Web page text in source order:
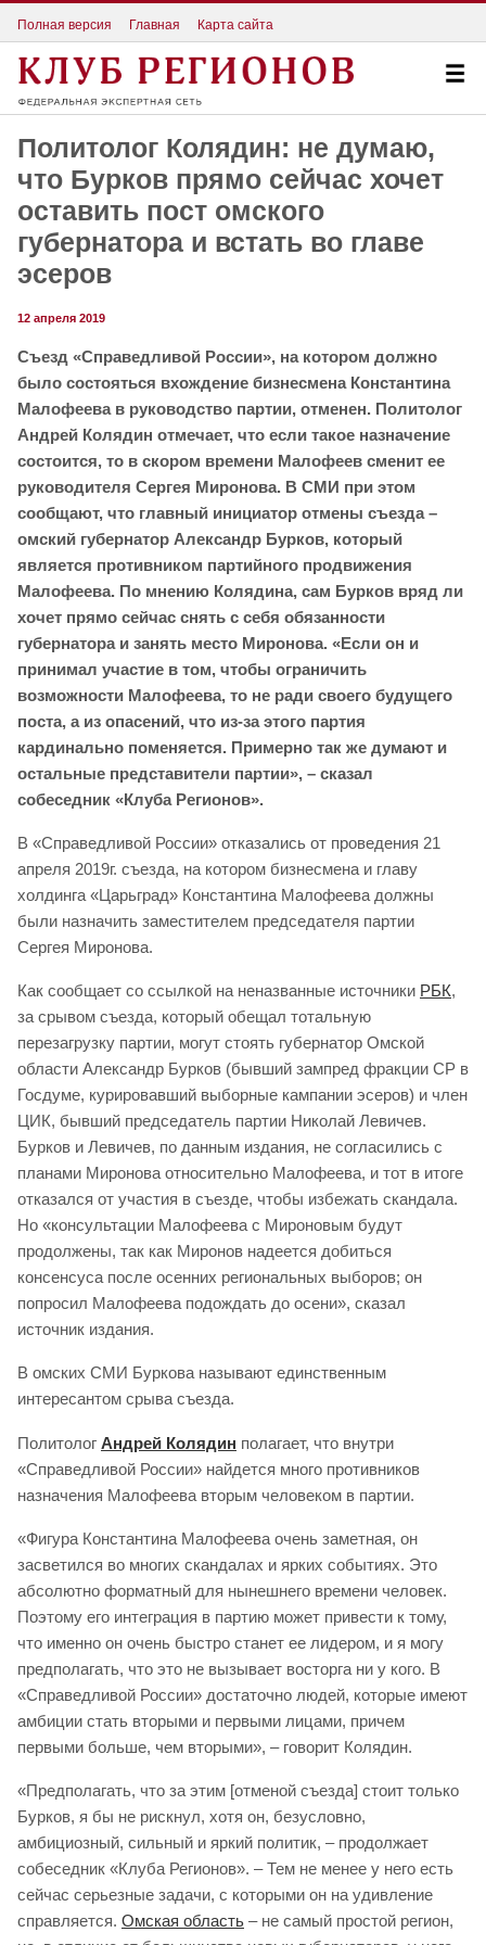
Полная версия Главная Карта сайта
Политолог Колядин: не думаю,
что Бурков прямо сейчас хочет
оставить пост омского
губернатора и встать во главе
эсеров
12 апреля 2019
Съезд «Справедливой России», на котором должно
было состояться вхождение бизнесмена Константина
Малофеева в руководство партии, отменен. Политолог
Андрей Колядин отмечает, что если такое назначение
состоится, то в скором времени Малофеев сменит ее
руководителя Сергея Миронова. В СМИ при этом
сообщают, что главный инициатор отмены съезда –
омский губернатор Александр Бурков, который
является противником партийного продвижения
Малофеева. По мнению Колядина, сам Бурков вряд ли
хочет прямо сейчас снять с себя обязанности
губернатора и занять место Миронова. «Если он и
принимал участие в том, чтобы ограничить
возможности Малофеева, то не ради своего будущего
поста, а из опасений, что из-за этого партия
кардинально поменяется. Примерно так же думают и
остальные представители партии», – сказал
собеседник «Клуба Регионов».
В «Справедливой России» отказались от проведения 21
апреля 2019г. съезда, на котором бизнесмена и главу
холдинга «Царьград» Константина Малофеева должны
были назначить заместителем председателя партии
Сергея Миронова.
Как сообщает со ссылкой на неназванные источники РБК,
за срывом съезда, который обещал тотальную
перезагрузку партии, могут стоять губернатор Омской
области Александр Бурков (бывший зампред фракции СР в
Госдуме, курировавший выборные кампании эсеров) и член
ЦИК, бывший председатель партии Николай Левичев.
Бурков и Левичев, по данным издания, не согласились с
планами Миронова относительно Малофеева, и тот в итоге
отказался от участия в съезде, чтобы избежать скандала.
Но «консультации Малофеева с Мироновым будут
продолжены, так как Миронов надеется добиться
консенсуса после осенних региональных выборов; он
попросил Малофеева подождать до осени», сказал
источник издания.
В омских СМИ Буркова называют единственным
интересантом срыва съезда.
Политолог Андрей Колядин полагает, что внутри
«Справедливой России» найдется много противников
назначения Малофеева вторым человеком в партии.
«Фигура Константина Малофеева очень заметная, он
засветился во многих скандалах и ярких событиях. Это
абсолютно форматный для нынешнего времени человек.
Поэтому его интеграция в партию может привести к тому,
что именно он очень быстро станет ее лидером, и я могу
предполагать, что это не вызывает восторга ни у кого. В
«Справедливой России» достаточно людей, которые имеют
амбиции стать вторыми и первыми лицами, причем
первыми больше, чем вторыми», – говорит Колядин.
«Предполагать, что за этим [отменой съезда] стоит только
Бурков, я бы не рискнул, хотя он, безусловно,
амбициозный, сильный и яркий политик, – продолжает
собеседник «Клуба Регионов». – Тем не менее у него есть
сейчас серьезные задачи, с которыми он на удивление
справляется. Омская область – не самый простой регион,